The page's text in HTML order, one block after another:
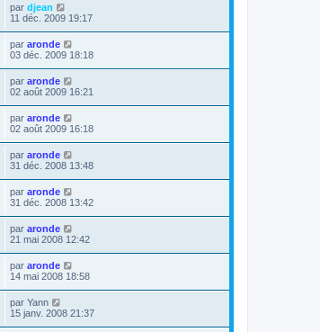
par djean
11 déc. 2009 19:17
par aronde
03 déc. 2009 18:18
par aronde
02 août 2009 16:21
par aronde
02 août 2009 16:18
par aronde
31 déc. 2008 13:48
par aronde
31 déc. 2008 13:42
par aronde
21 mai 2008 12:42
par aronde
14 mai 2008 18:58
par Yann
15 janv. 2008 21:37